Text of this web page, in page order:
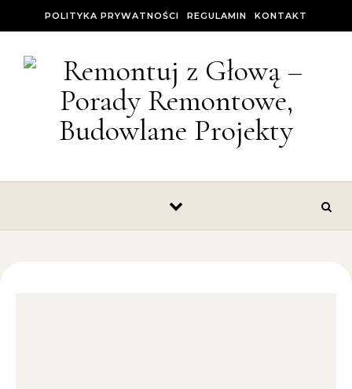
POLITYKA PRYWATNOŚCI REGULAMIN KONTAKT